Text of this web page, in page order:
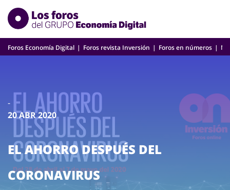
Skip
content
Foros Economía Digital Foros revista Inversión Foros en números
-
20 ABR 2020
EL AHORRO DESPUÉS DEL
CORONAVIRUS